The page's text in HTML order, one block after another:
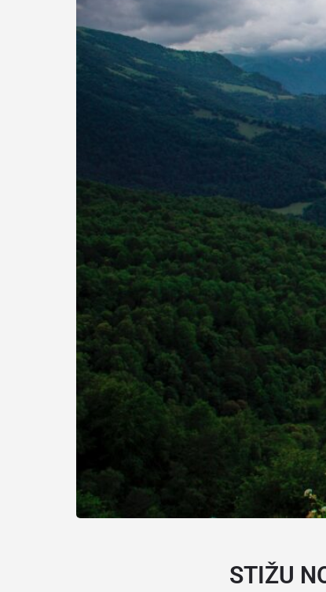
STIŽU